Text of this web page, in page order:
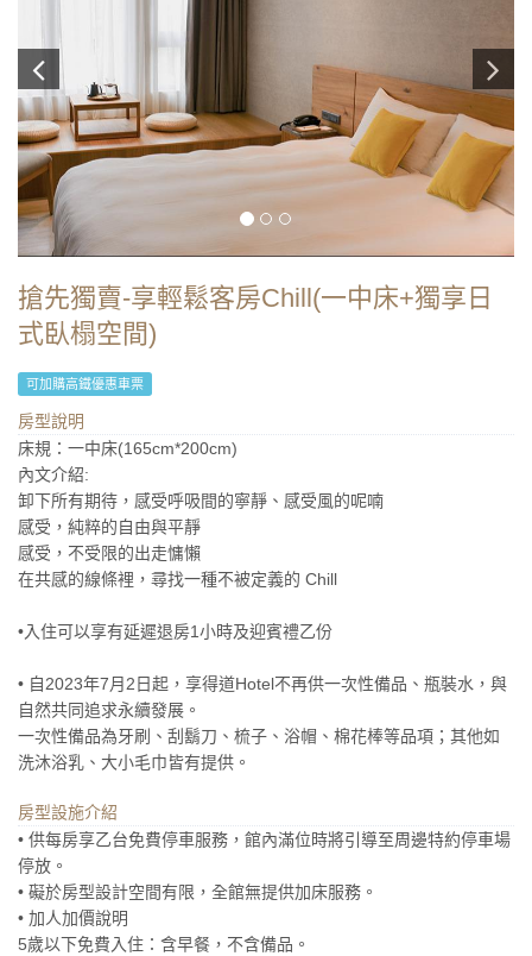
搶先獨賣-享輕鬆客房Chill(一中床+獨享日
式臥榻空間)
可加購高鐵優惠車票
房型說明
床規：一中床(165cm*200cm)
內文介紹:
卸下所有期待，感受呼吸間的寧靜、感受風的呢喃
感受，純粹的自由與平靜
感受，不受限的出走慵懶
在共感的線條裡，尋找一種不被定義的 Chill
•入住可以享有延遲退房1小時及迎賓禮乙份
• 自2023年7月2日起，享得道Hotel不再供一次性備品、瓶裝水，與
自然共同追求永續發展。
一次性備品為牙刷、刮鬍刀、梳子、浴帽、棉花棒等品項；其他如
洗沐浴乳、大小毛巾皆有提供。
房型設施介紹
• 供每房享乙台免費停車服務，館內滿位時將引導至周邊特約停車場
停放。
• 礙於房型設計空間有限，全館無提供加床服務。
• 加人加價說明
5歲以下免費入住：含早餐，不含備品。